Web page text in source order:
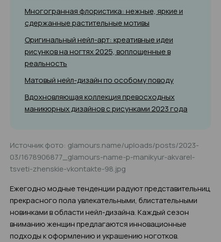
Многогранная флористика: нежные, яркие и
сдержанные растительные мотивы
Оригинальный нейл-арт: креативные идеи
рисунков на ногтях 2025, воплощенные в
реальность
Матовый нейл-дизайн по особому поводу
Вдохновляющая коллекция превосходных
маникюрных дизайнов с рисунками 2023 года
Источник фото: glamours.name/uploads/posts/2023-
03/1678906877_glamours-name-p-manikyur-akvarel-
tsveti-zhenskie-vkontakte-98.jpg
Ежегодно модные тенденции радуют представительниц
прекрасного пола увлекательными, блистательными
новинками в области нейл-дизайна. Каждый сезон
вниманию женщин предлагаются инновационные
подходы к оформлению и украшению ноготков.